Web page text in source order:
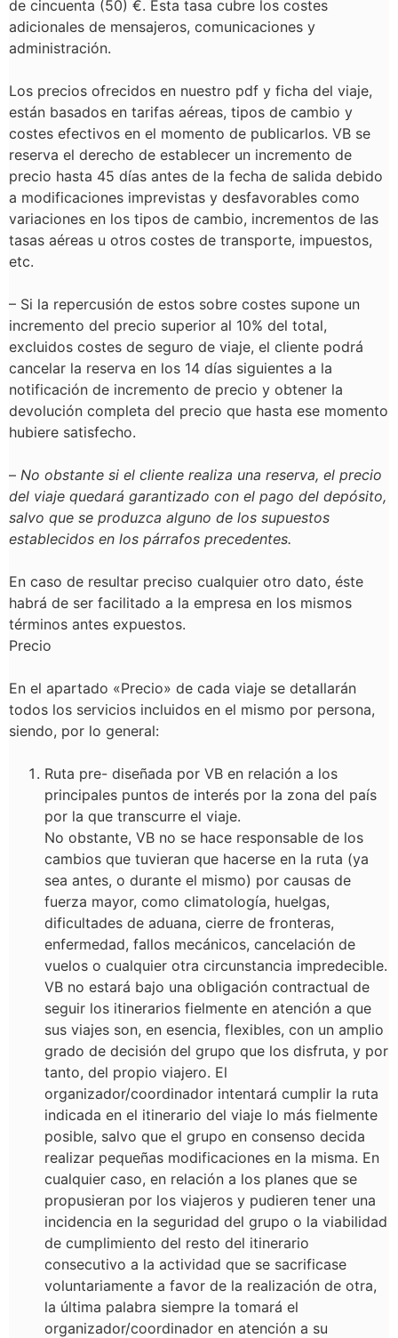
de cincuenta (50) €. Esta tasa cubre los costes
adicionales de mensajeros, comunicaciones y
administración.
Los precios ofrecidos en nuestro pdf y ficha del viaje,
están basados en tarifas aéreas, tipos de cambio y
costes efectivos en el momento de publicarlos. VB se
reserva el derecho de establecer un incremento de
precio hasta 45 días antes de la fecha de salida debido
a modificaciones imprevistas y desfavorables como
variaciones en los tipos de cambio, incrementos de las
tasas aéreas u otros costes de transporte, impuestos,
etc.
– Si la repercusión de estos sobre costes supone un
incremento del precio superior al 10% del total,
excluidos costes de seguro de viaje, el cliente podrá
cancelar la reserva en los 14 días siguientes a la
notificación de incremento de precio y obtener la
devolución completa del precio que hasta ese momento
hubiere satisfecho.
– No obstante si el cliente realiza una reserva, el precio
del viaje quedará garantizado con el pago del depósito,
salvo que se produzca alguno de los supuestos
establecidos en los párrafos precedentes.
En caso de resultar preciso cualquier otro dato, éste
habrá de ser facilitado a la empresa en los mismos
términos antes expuestos.
Precio
En el apartado «Precio» de cada viaje se detallarán
todos los servicios incluidos en el mismo por persona,
siendo, por lo general:
Ruta pre- diseñada por VB en relación a los
principales puntos de interés por la zona del país
por la que transcurre el viaje.
No obstante, VB no se hace responsable de los
cambios que tuvieran que hacerse en la ruta (ya
sea antes, o durante el mismo) por causas de
fuerza mayor, como climatología, huelgas,
dificultades de aduana, cierre de fronteras,
enfermedad, fallos mecánicos, cancelación de
vuelos o cualquier otra circunstancia impredecible.
VB no estará bajo una obligación contractual de
seguir los itinerarios fielmente en atención a que
sus viajes son, en esencia, flexibles, con un amplio
grado de decisión del grupo que los disfruta, y por
tanto, del propio viajero. El
organizador/coordinador intentará cumplir la ruta
indicada en el itinerario del viaje lo más fielmente
posible, salvo que el grupo en consenso decida
realizar pequeñas modificaciones en la misma. En
cualquier caso, en relación a los planes que se
propusieran por los viajeros y pudieren tener una
incidencia en la seguridad del grupo o la viabilidad
de cumplimiento del resto del itinerario
consecutivo a la actividad que se sacrificase
voluntariamente a favor de la realización de otra,
la última palabra siempre la tomará el
organizador/coordinador en atención a su